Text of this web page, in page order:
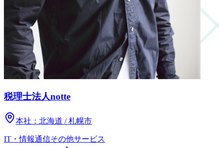
税理士法人notte
本社： 北海道 / 札幌市
IT・情報通信その他サービス